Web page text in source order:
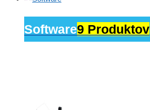
Software9 Produktov